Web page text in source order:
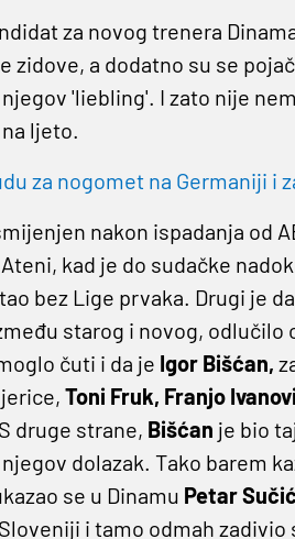
za novog trenera
zidove, a dodatno su se
'liebling'. I zato nije
ljeto.
za nogomet na Germaniji i
nakon ispadanja od
kad je do sudačke
bez Lige prvaka. Drugi je
starog i novog,
čuti i da je Igor Bišćan,
Toni Fruk, Franjo
druge strane, Bišćan je bio
dolazak. Tako barem
se u Dinamu Petar Sučić
i tamo odmah